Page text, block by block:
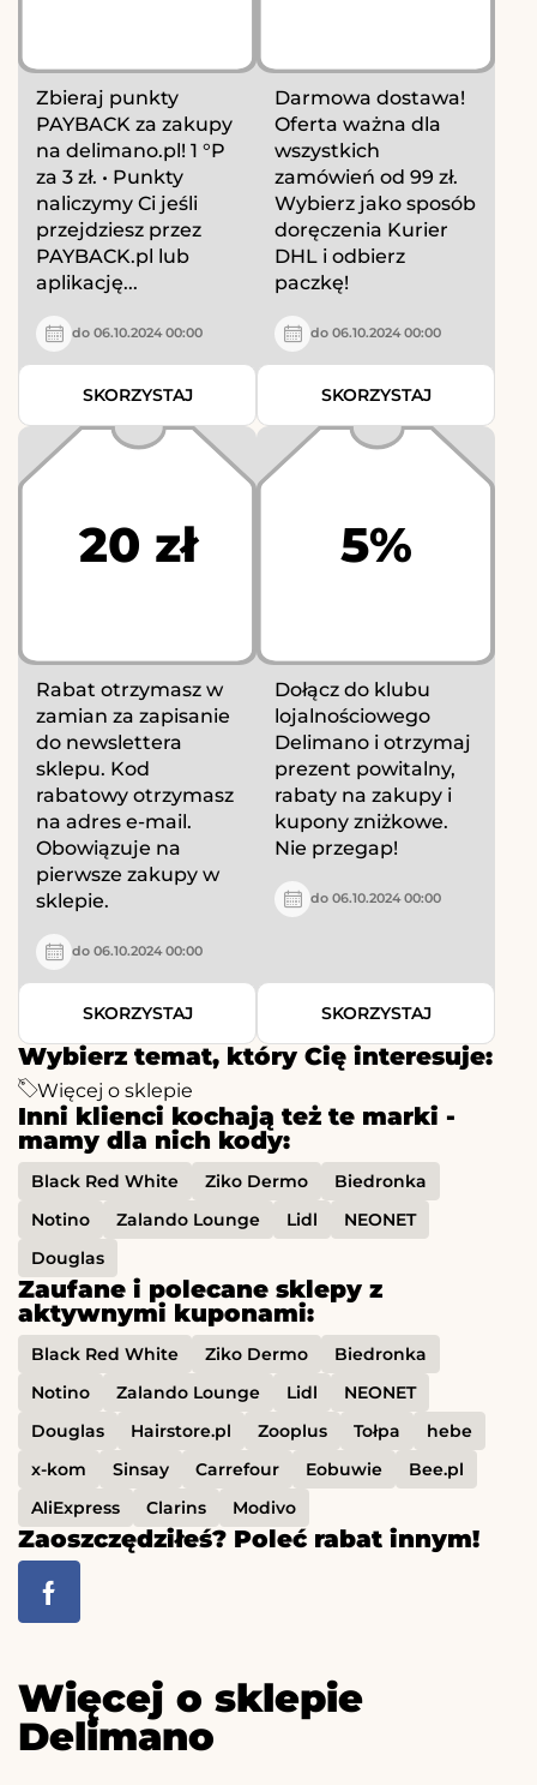
Wybierz temat, który Cię interesuje:
Więcej o sklepie
Inni klienci kochają też te marki -
mamy dla nich kody:
Black Red White Ziko Dermo
Biedronka
Notino
Zalando Lounge Lidl
NEONET
Douglas
Zaufane i polecane sklepy z
aktywnymi kuponami:
Black Red White Ziko Dermo
Biedronka
Notino
Zalando Lounge Lidl
NEONET
Douglas
Hairstore.pl Zooplus Tołpa
hebe
x-kom
Sinsay Carrefour Eobuwie
Bee.pl
AliExpress
Clarins Modivo
Zaoszczędziłeś? Poleć rabat innym!
Zbieraj punkty
PAYBACK za zakupy
na delimano.pl! 1 °P
za 3 zł. • Punkty
naliczymy Ci jeśli
przejdziesz przez
PAYBACK.pl lub
aplikację...
do 06.10.2024 00:00
SKORZYSTAJ
Darmowa dostawa!
Oferta ważna dla
wszystkich
zamówień od 99 zł.
Wybierz jako sposób
doręczenia Kurier
DHL i odbierz
paczkę!
do 06.10.2024 00:00
SKORZYSTAJ
20 zł
Rabat otrzymasz w
zamian za zapisanie
do newslettera
sklepu. Kod
rabatowy otrzymasz
na adres e-mail.
Obowiązuje na
pierwsze zakupy w
sklepie.
do 06.10.2024 00:00
SKORZYSTAJ
5%
Dołącz do klubu
lojalnościowego
Delimano i otrzymaj
prezent powitalny,
rabaty na zakupy i
kupony zniżkowe.
Nie przegap!
do 06.10.2024 00:00
SKORZYSTAJ
Więcej o sklepie
Delimano